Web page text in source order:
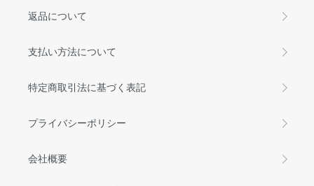
返品について
支払い方法について
特定商取引法に基づく表記
プライバシーポリシー
会社概要